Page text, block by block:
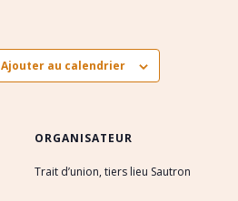
Ajouter au calendrier
ORGANISATEUR
Trait d’union, tiers lieu Sautron